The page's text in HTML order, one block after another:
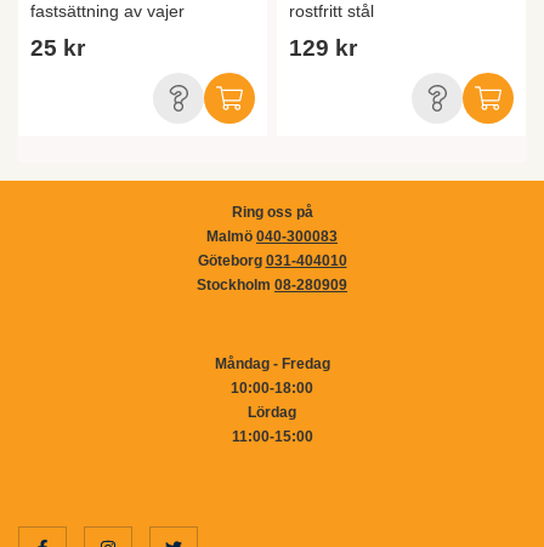
fastsättning av vajer
25 kr
rostfritt stål
129 kr
Ring oss på
Malmö 040-300083
Göteborg 031-404010
Stockholm 08-280909
Måndag - Fredag
10:00-18:00
Lördag
11:00-15:00